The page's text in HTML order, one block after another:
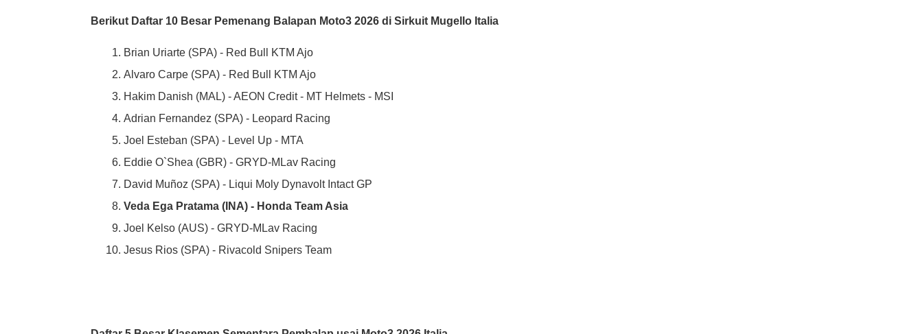
Berikut Daftar 10 Besar Pemenang Balapan Moto3 2026 di Sirkuit Mugello Italia
Brian Uriarte (SPA) - Red Bull KTM Ajo
Alvaro Carpe (SPA) - Red Bull KTM Ajo
Hakim Danish (MAL) - AEON Credit - MT Helmets - MSI
Adrian Fernandez (SPA) - Leopard Racing
Joel Esteban (SPA) - Level Up - MTA
Eddie O`Shea (GBR) - GRYD-MLav Racing
David Muñoz (SPA) - Liqui Moly Dynavolt Intact GP
Veda Ega Pratama (INA) - Honda Team Asia
Joel Kelso (AUS) - GRYD-MLav Racing
Jesus Rios (SPA) - Rivacold Snipers Team